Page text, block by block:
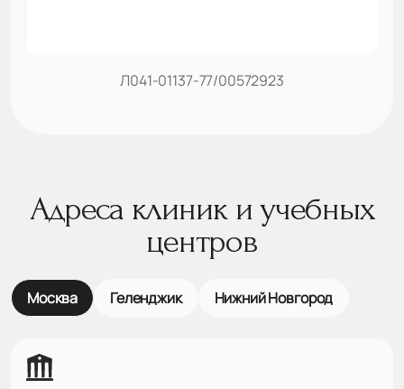
Л041-01137-77/00572923
Адреса клиник и учебных
центров
Москва Геленджик Нижний Новгород